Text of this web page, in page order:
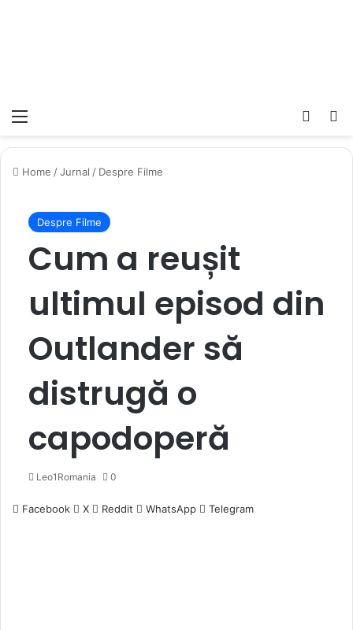
Home /Jurnal / Despre Filme
Despre Filme
Cum a reușit
ultimul episod din
Outlander să
distrugă o
capodoperă
Leo1Romania 0
Facebook X Reddit WhatsApp Telegram